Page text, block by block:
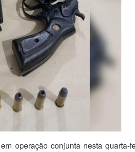
operação conjunta nesta